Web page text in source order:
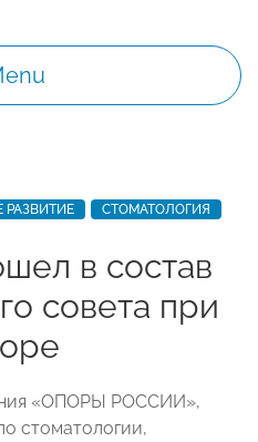
РАЗВИТИЕ СТОМАТОЛОГИЯ
в состав
совета при
«ОПОРЫ РОССИИ»,
стоматологии,